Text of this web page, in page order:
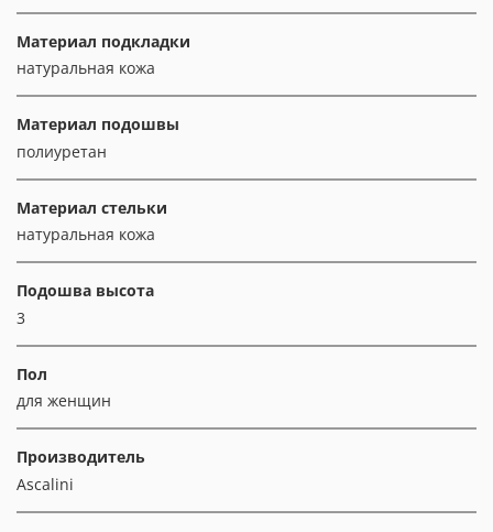
Материал подкладки
натуральная кожа
Материал подошвы
полиуретан
Материал стельки
натуральная кожа
Подошва высота
3
Пол
для женщин
Производитель
Ascalini